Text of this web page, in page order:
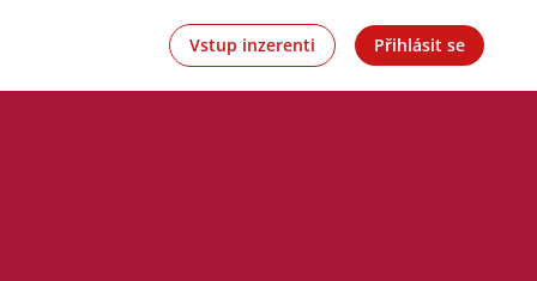
Vstup inzerenti Přihlásit se